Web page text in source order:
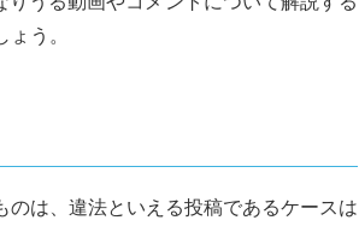
う。
は、違法といえる投稿であるケースは